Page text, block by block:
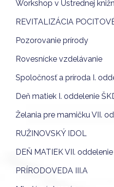
Workshop v Ústrednej
REVITALIZÁCIA
Pozorovanie prírody
Rovesnícke vzdelávanie
Spoločnosť a príroda I.
Deň matiek I. oddelenie
Želania pre mamičku VII.
RUŽINOVSKÝ IDOL
DEŇ MATIEK VII.
PRÍRODOVEDA III.A